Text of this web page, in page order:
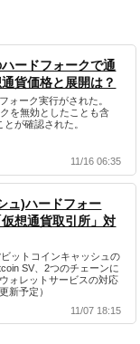
ードフォークで通
貨価格と展開は？
ォーク実行がされた。
を無効としたことも含
が確認された。
11/16 06:35
ュ)ハードフォー
想通貨取引所」対
ットコインキャッシュの
SV、2つのチェーンに
ォレットサービスの対応
新予定）
11/07 18:15